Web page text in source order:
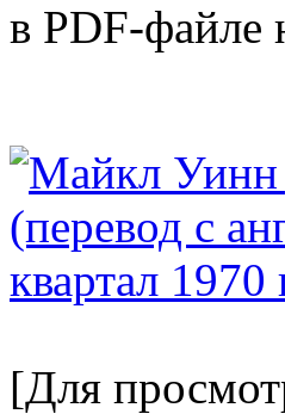
в PDF-файле
[Для